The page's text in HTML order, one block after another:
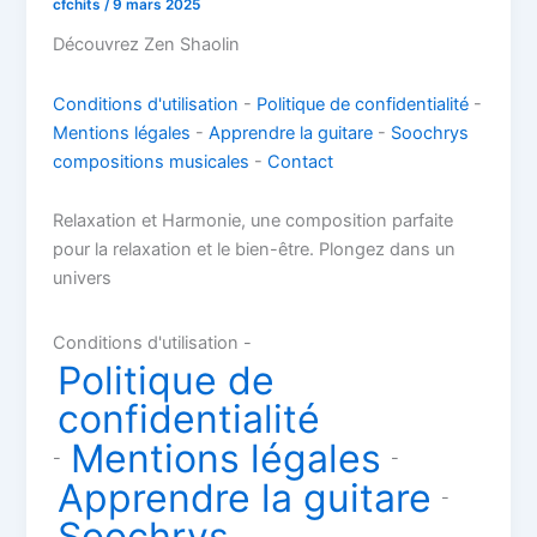
cfchits/9 mars 2025
Découvrez Zen Shaolin
Conditions d'utilisation - Politique de confidentialité -
Mentions légales -Apprendre la guitare - Soochrys
compositions musicales -Contact
Relaxation et Harmonie, une composition parfaite
pour la relaxation et le bien-être. Plongez dans un
univers
Conditions d'utilisation -
Politique de
confidentialité
- Mentions légales -
Apprendre la guitare -